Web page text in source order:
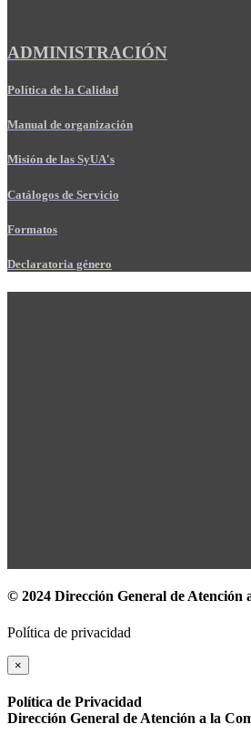
ADMINISTRACIÓN
Política de la Calidad
Manual de organización
Misión de las SyUA's
Catálogos de Servicio
Formatos
Declaratoria género
© 2024 Dirección General de Atención
Política de privacidad
×
Política de Privacidad
Dirección General de Atención a la